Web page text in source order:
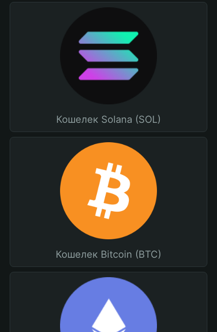
Кошелек Solana (SOL)
Кошелек Bitcoin (BTC)